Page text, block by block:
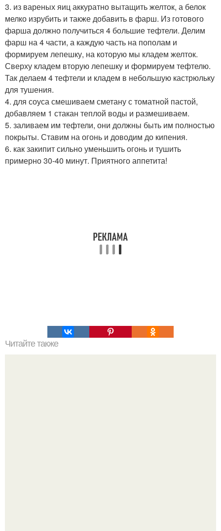
3. из вареных яиц аккуратно вытащить желток, а белок
мелко изрубить и также добавить в фарш. Из готового
фарша должно получиться 4 большие тефтели. Делим
фарш на 4 части, а каждую часть на пополам и
формируем лепешку, на которую мы кладем желток.
Сверху кладем вторую лепешку и формируем тефтелю.
Так делаем 4 тефтели и кладем в небольшую кастрюльку
для тушения.
4. для соуса смешиваем сметану с томатной пастой,
добавляем 1 стакан теплой воды и размешиваем.
5. заливаем им тефтели, они должны быть им полностью
покрыты. Ставим на огонь и доводим до кипения.
6. как закипит сильно уменьшить огонь и тушить
примерно 30-40 минут. Приятного аппетита!
Читайте также